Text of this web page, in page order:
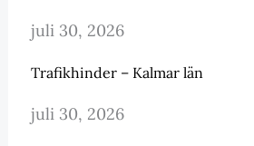
juli 30, 2026
Trafikhinder – Kalmar län
juli 30, 2026